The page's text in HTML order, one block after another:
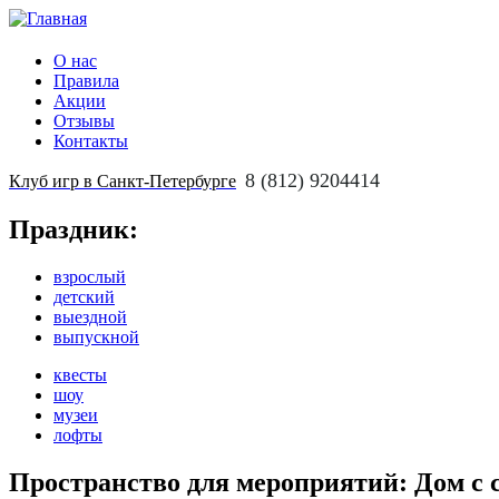
О нас
Правила
Акции
Отзывы
Контакты
Клуб игр в Санкт-Петербурге 8 (812) 9204414
Праздник:
взрослый
детский
выездной
выпускной
квесты
шоу
музеи
лофты
Пространство для мероприятий: Дом с